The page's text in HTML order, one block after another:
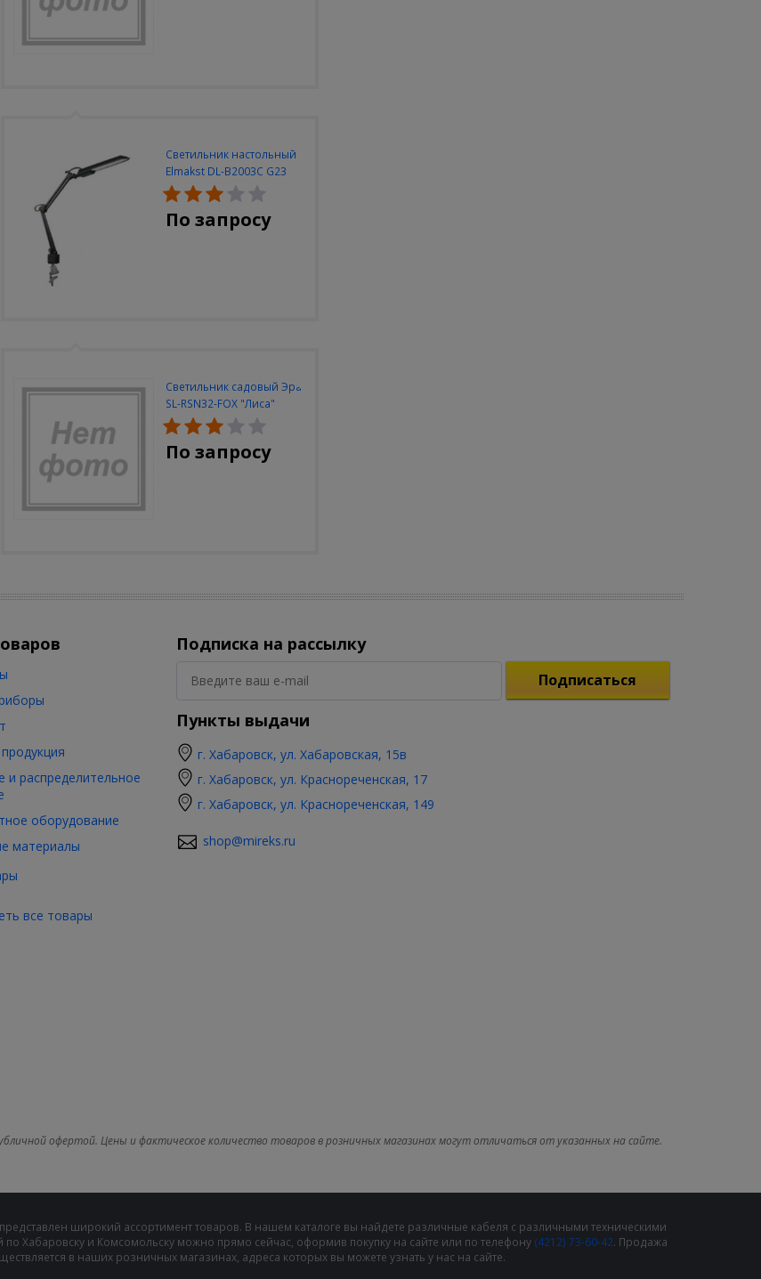
Светильник настольный
Elmakst DL-B2003C G23
черный струбцина
По запросу
Светильник садовый Эра
SL-RSN32-FOX "Лиса"
солн.бат, полистоун,
цветной, 32 см
По запросу
распределительное
оборудование
материалы
все товары
Подписка на рассылку
Подписаться
Пункты выдачи
г. Хабаровск, ул. Хабаровская, 15в
г. Хабаровск, ул. Краснореченская, 17
г. Хабаровск, ул. Краснореченская, 149
shop@mireks.ru
офертой. Цены и фактическое количество товаров в розничных магазинах могут отличаться от указанных на сайте.
широкий ассортимент товаров. В нашем каталоге вы найдете различные кабеля с различными техническими
по Хабаровску и Комсомольску можно прямо сейчас, оформив покупку на сайте или по телефону (4212) 73-60-42. Продажа
в наших розничных магазинах, адреса которых вы можете узнать у нас на сайте.